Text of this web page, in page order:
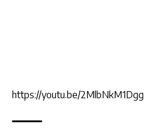
https://youtu.be/2MlbNkM1Dgg